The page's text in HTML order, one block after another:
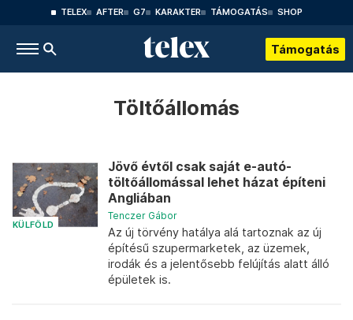
TELEX AFTER G7 KARAKTER TÁMOGATÁS SHOP
Támogatás
Töltőállomás
KÜLFÖLD
Jövő évtől csak saját e-autó-
töltőállomással lehet házat építeni
Angliában
Tenczer Gábor
Az új törvény hatálya alá tartoznak az új
építésű szupermarketek, az üzemek,
irodák és a jelentősebb felújítás alatt álló
épületek is.